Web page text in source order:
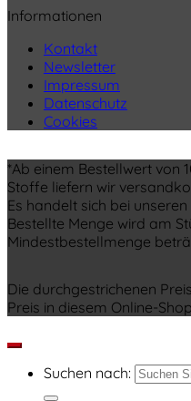
Informationen
Kontakt
Newsletter
Impressum
Datenschutz
Cookies
*Ab einem Bestellwert von
Stoffe liefern wir
Es handelt sich bei
Bestellte Menge wird am
Mindestbestellmenge
Die durchgestrichenen
Preis in diesem Online-
Suchen nach: